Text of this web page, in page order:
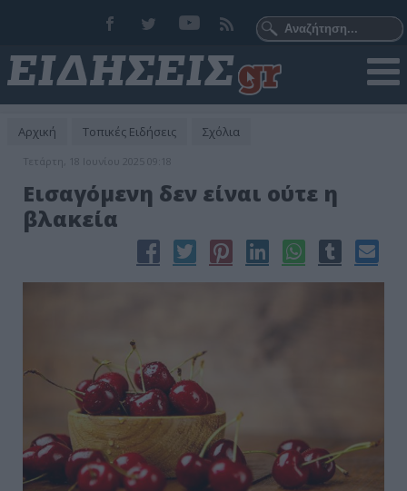
Αρχική Τοπικές Ειδήσεις Σχόλια
Τετάρτη, 18 Ιουνίου 2025 09:18
Εισαγόμενη δεν είναι ούτε η
βλακεία